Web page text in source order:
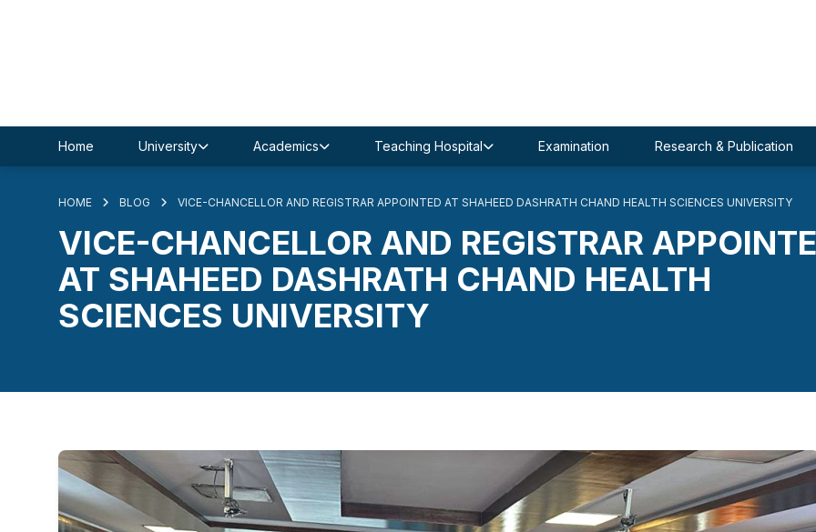
Home University Academics Teaching Hospital Examination Research & Publication
HOME BLOG VICE-CHANCELLOR AND REGISTRAR APPOINTED AT SHAHEED DASHRATH CHAND HEALTH SCIENCES UNIVERSITY
VICE-CHANCELLOR AND REGISTRAR
AT SHAHEED DASHRATH CHAND HEALTH
SCIENCES UNIVERSITY